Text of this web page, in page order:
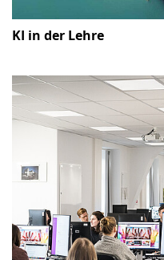
KI in der Lehre